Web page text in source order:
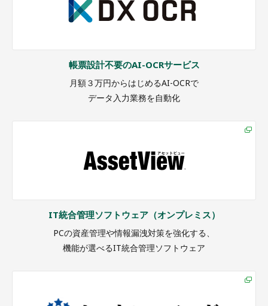
帳票設計不要のAI-OCRサービス
月額３万円からはじめるAI-OCRで
データ入力業務を自動化
IT統合管理ソフトウェア（オンプレミス）
PCの資産管理や情報漏洩対策を強化する、
機能が選べるIT統合管理ソフトウェア